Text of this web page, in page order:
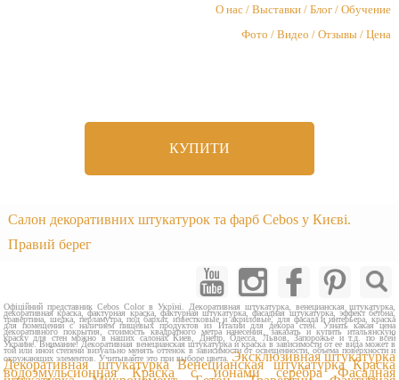
О нас / Выставки / Блог / Обучение
Фото / Видео / Отзывы / Цена
КУПИТИ
Салон декоративних штукатурок та фарб Cebos у Києві.
Правий берег
Офіційний представник Cebos Color в Укрїні. Декоративная штукатурка, венецианская штукатурка,
декоративная краска, фактурная краска, фактурная штукатурка, фасадная штукатурка, эффект бетона,
травертина, шелка, перламутра, под бархат, известковые и акриловые, для фасада и интерьера, краска
для помещений с наличием пищевых продуктов из Италии для декора стен. Узнать какая цена
декоративного покрытия, стоимость квадратного метра нанесения, заказать и купить итальянскую
краску для стен можно в наших салонах Киев, Днепр, Одесса, Львов, Запорожье и т.д. по всей
Украине. Внимание! Декоративная венецианская штукатурка и краска в зависимости от ее вида может в
той или иной степени визуально менять оттенок в зависимости от освещенности, объема поверхности и
окружающих элементов. Учитывайте это при выборе цвета. Эксклюзивная штукатурка
Декоративная штукатурка Венецианская штукатурка Краска
водоэмульсионная Краска с ионами серебра Фасадная